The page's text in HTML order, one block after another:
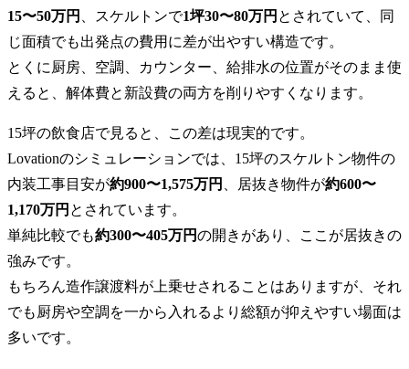
15〜50万円
、スケルトンで1坪30〜80万円 とされていて、同
じ面積でも出発点の費用に差が出やすい構造です。
とくに厨房、空調、カウンター、給排水の位置がそのまま使
えると、解体費と新設費の両方を削りやすくなります。
15坪の飲食店で見ると、この差は現実的です。
Lovationのシミュレーションでは、15坪のスケルトン物件の
内装工事目安が約900〜1,575万円 、居抜き物件が約600〜
1,170万円 とされています。
単純比較でも約300〜405万円の開きがあり、ここが居抜きの
強みです。
もちろん造作譲渡料が上乗せされることはありますが、それ
でも厨房や空調を一から入れるより総額が抑えやすい場面は
多いです。